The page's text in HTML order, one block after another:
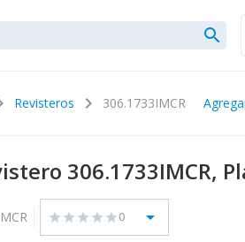
search
Revisteros chevron_right 306.1733IMCR
306.1733IMCR,
star star star star star0 arrow_drop_down